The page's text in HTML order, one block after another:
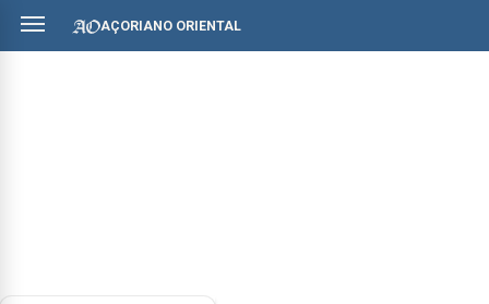
AÇORIANO ORIENTAL